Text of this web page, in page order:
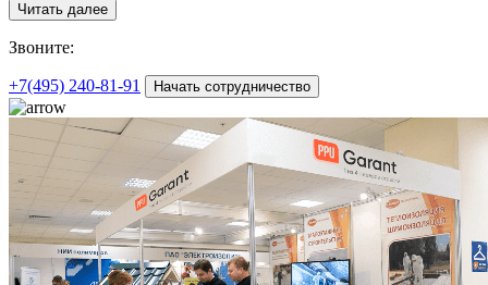
Читать далее
Звоните:
+7(495) 240-81-91 Начать сотрудничество